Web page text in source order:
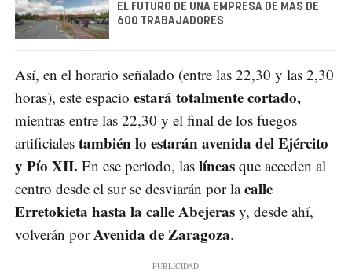
EL FUTURO DE UNA EMPRESA DE MÁS DE
600 TRABAJADORES
Así, en el horario señalado (entre las 22,30 y las 2,30
horas), este espacio estará totalmente cortado,
mientras entre las 22,30 y el final de los fuegos
artificiales también lo estarán avenida del Ejército
y Pío XII. En ese periodo, las líneas que acceden al
centro desde el sur se desviarán por lacalle
Erretokieta hasta la calle Abejeras y, desde ahí,
volverán porAvenida de Zaragoza.